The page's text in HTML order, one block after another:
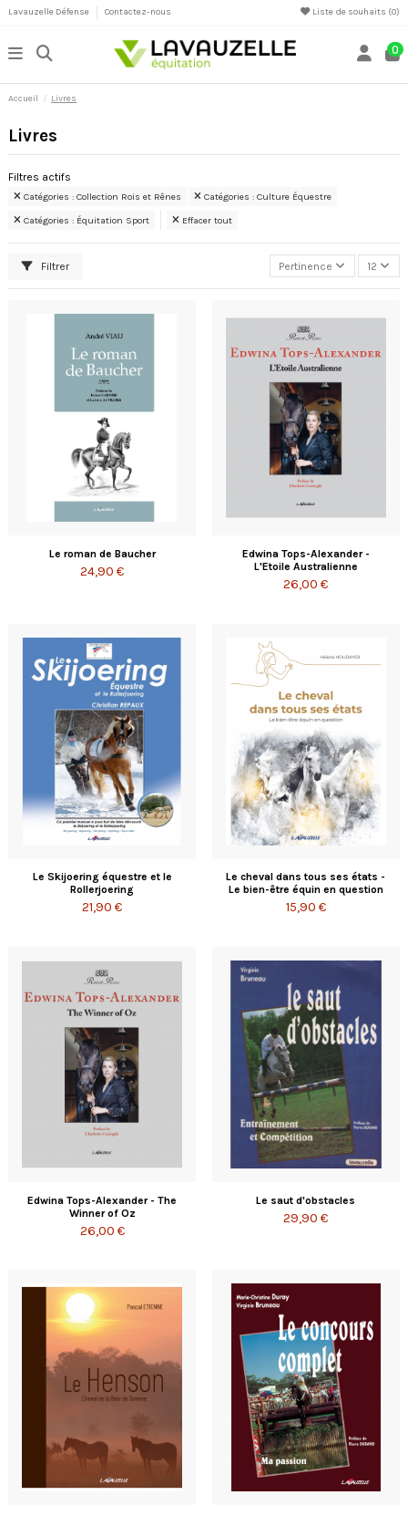
Lavauzelle Défense Contactez-nous Liste de souhaits (0)
0
Accueil Livres
Livres
Filtres actifs
Catégories : Collection Rois et Rênes
Catégories : Culture Équestre
Catégories : Équitation Sport
Effacer tout
Filtrer Pertinence 12
Le roman de Baucher
24,90 €
Edwina Tops-Alexander -
L'Etoile Australienne
26,00 €
Le Skijoering équestre et le
Rollerjoering
21,90 €
Le cheval dans tous ses états -
Le bien-être équin en question
15,90 €
Edwina Tops-Alexander - The
Winner of Oz
26,00 €
Le saut d'obstacles
29,90 €